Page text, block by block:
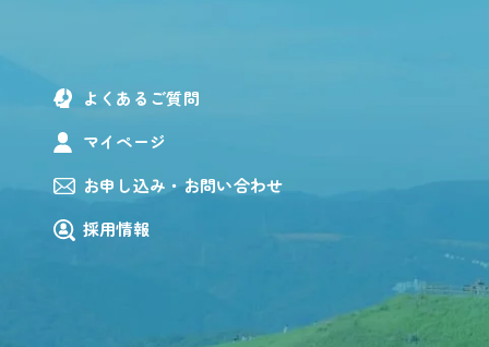
よくあるご質問
マイページ
お申し込み・お問い合わせ
採用情報